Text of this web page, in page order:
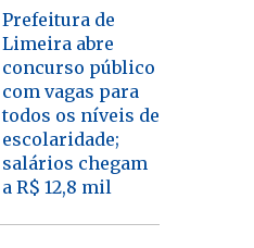
Prefeitura de
Limeira abre
concurso público
com vagas para
todos os níveis de
escolaridade;
salários chegam
a R$ 12,8 mil